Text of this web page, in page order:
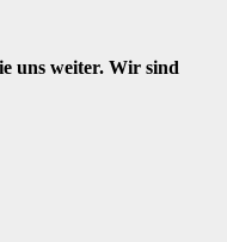
uns weiter. Wir sind